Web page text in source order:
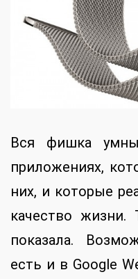
Вся фишка
приложениях,
них, и которые
качество жизни.
показала.
есть и в Google